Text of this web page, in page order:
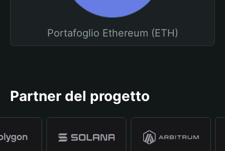
Portafoglio Ethereum (ETH)
Partner del progetto